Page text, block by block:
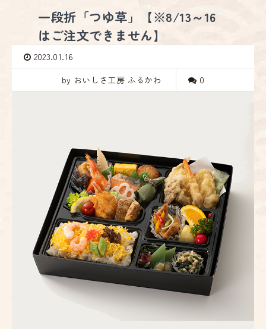
一段折「つゆ草」【※8/13～16
はご注文できません】
2023.01.16
by おいしさ工房 ふるかわ
0